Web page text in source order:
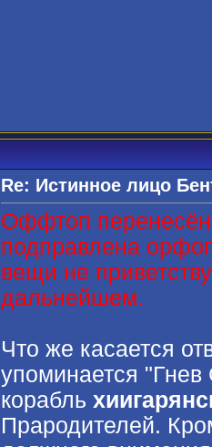
Re: Истинное лицо
Оффтоп
подправлена
вещи не
дальнейшем.
Что же касается
упоминается
корабль
Прародителей.